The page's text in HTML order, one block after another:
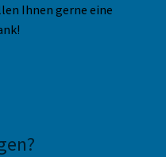
Ihnen gerne eine
?